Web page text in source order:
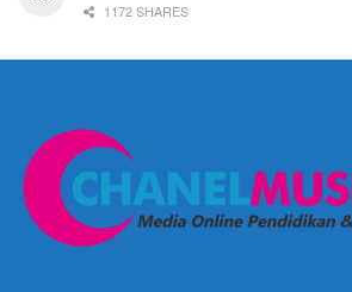
1172 SHARES